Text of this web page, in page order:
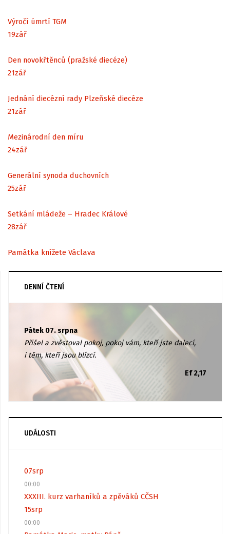
Výročí úmrtí TGM
19zář
Den novokřtěnců (pražské diecéze)
21zář
Jednání diecézní rady Plzeňské diecéze
21zář
Mezinárodní den míru
24zář
Generální synoda duchovních
25zář
Setkání mládeže – Hradec Králové
28zář
Památka knížete Václava
DENNÍ ČTENÍ
Pátek 07. srpna
Přišel a zvěstoval pokoj, pokoj vám, kteří jste dalecí,
i těm, kteří jsou blízcí.
Ef 2,17
UDÁLOSTI
07srp
00:00
XXXIII. kurz varhaníků a zpěváků CČSH
15srp
00:00